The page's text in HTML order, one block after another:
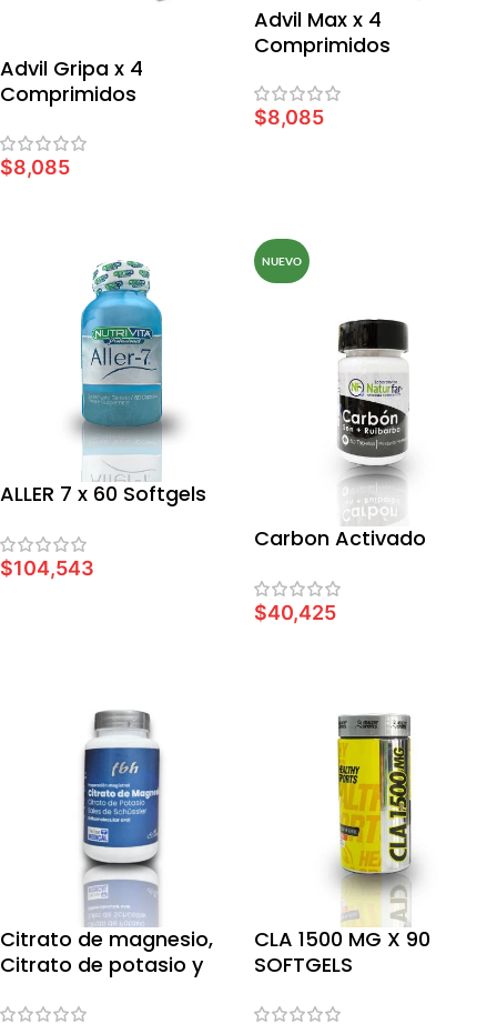
Advil Gripa x 4
Comprimidos
$8,085
Advil Max x 4
Comprimidos
$8,085
ALLER 7 x 60 Softgels
$104,543
NUEVO
Carbon Activado
$40,425
Citrato de magnesio,
Citrato de potasio y
CLA 1500 MG X 90
SOFTGELS